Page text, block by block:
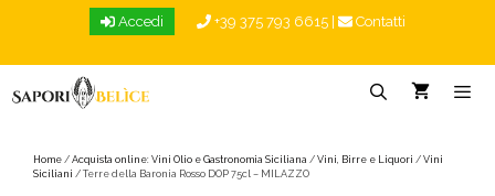
Accedi +39 375 793 6615 Contatti
Home / Acquista online: Vini Olio e Gastronomia Siciliana / Vini, Birre e Liquori / Vini
Siciliani / Terre della Baronia Rosso DOP 75cl – MILAZZO